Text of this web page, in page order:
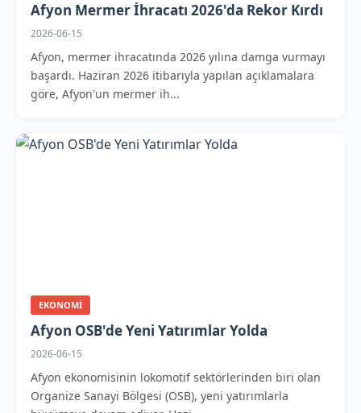
Afyon Mermer İhracatı 2026'da Rekor Kırdı
2026-06-15
Afyon, mermer ihracatında 2026 yılına damga vurmayı
başardı. Haziran 2026 itibarıyla yapılan açıklamalara
göre, Afyon'un mermer ih...
EKONOMI
Afyon OSB'de Yeni Yatırımlar Yolda
2026-06-15
Afyon ekonomisinin lokomotif sektörlerinden biri olan
Organize Sanayi Bölgesi (OSB), yeni yatırımlarla